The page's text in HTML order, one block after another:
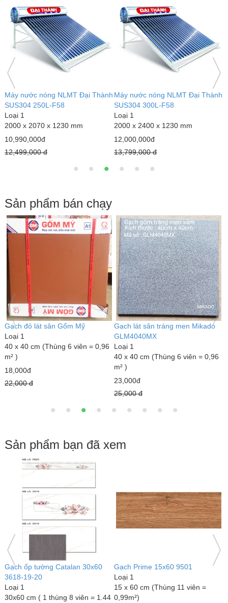
Máy nước nóng NLMT Đại Thành
SUS304 250L-F58
Loại 1
2000 x 2070 x 1230 mm
10,990,000đ
12,499,000 đ
Máy nước nóng NLMT Đại Thành
SUS304 300L-F58
Loại 1
2000 x 2400 x 1230 mm
12,000,000đ
13,799,000 đ
Sản phẩm bán chạy
Gạch đỏ lát sân Gốm Mỹ
Loại 1
40 x 40 cm (Thùng 6 viên = 0,96
m² )
18,000đ
22,000 đ
Gạch lát sân tráng men Mikado
GLM4040MX
Loại 1
40 x 40 cm (Thùng 6 viên = 0,96
m² )
23,000đ
25,000 đ
Sản phẩm bạn đã xem
Gạch ốp tường Catalan 30x60
3618-19-20
Loại 1
30x60 cm ( 1 thùng 8 viên = 1.44
Gạch Prime 15x60 9501
Loại 1
15 x 60 cm (Thùng 11 viên =
0,99m²)